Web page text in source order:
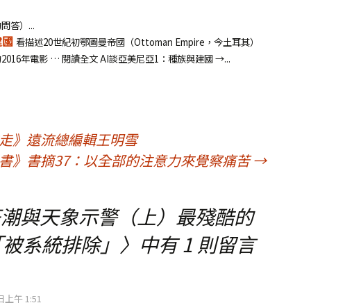
答）...
看描述20世紀初鄂圖曼帝國（Ottoman Empire，今土耳其）
年電影 … 閱讀全文 AI談亞美尼亞1：種族與建國 →...
》遠流總編輯王明雪
書》書摘37：以全部的注意力來覺察痛苦→
與天象示警（上）最殘酷的
系統排除」 〉中有 1 則留言
上午 1:51